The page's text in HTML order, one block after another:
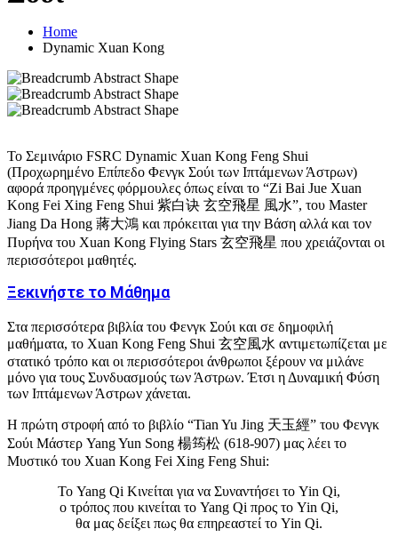
Home
Dynamic Xuan Kong
Το Σεμινάριο FSRC Dynamic Xuan Kong Feng Shui
(Προχωρημένο Επίπεδο Φενγκ Σούι των Ιπτάμενων Άστρων)
αφορά προηγμένες φόρμουλες όπως είναι το “Zi Bai Jue Xuan
Kong Fei Xing Feng Shui 紫白诀 玄空飛星 風水”, του Master
Jiang Da Hong 蔣大鴻 και πρόκειται για την Βάση αλλά και τον
Πυρήνα του Xuan Kong Flying Stars 玄空飛星 που χρειάζονται οι
περισσότεροι μαθητές.
Ξεκινήστε το Μάθημα
Στα περισσότερα βιβλία του Φενγκ Σούι και σε δημοφιλή
μαθήματα, το Xuan Kong Feng Shui 玄空風水 αντιμετωπίζεται με
στατικό τρόπο και οι περισσότεροι άνθρωποι ξέρουν να μιλάνε
μόνο για τους Συνδυασμούς των Άστρων. Έτσι η Δυναμική Φύση
των Ιπτάμενων Άστρων χάνεται.
Η πρώτη στροφή από το βιβλίο “Tian Yu Jing 天玉經” του Φενγκ
Σούι Μάστερ Yang Yun Song 楊筠松 (618-907) μας λέει το
Μυστικό του Xuan Kong Fei Xing Feng Shui:
Το Yang Qi Κινείται για να Συναντήσει το Yin Qi,
ο τρόπος που κινείται το Yang Qi προς το Yin Qi,
θα μας δείξει πως θα επηρεαστεί το Yin Qi.